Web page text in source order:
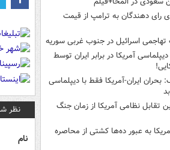
رای دهندگان به ترامپ از قیمت
تهاجمی اسرائیل در جنوب غربی سوریه
آمریکا در برابر ایران توسط
بحران ایران-آمریکا فقط با دیپلماسی
تقابل نظامی آمریکا از زمان جنگ
به عبور ده‌ها کشتی از محاصره
نظر
نام